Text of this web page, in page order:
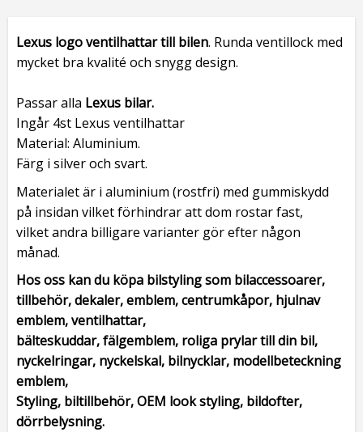
Lexus logo ventilhattartill bilen. Runda ventillock med
mycket bra kvalité och snygg design.
Passar alla Lexus bilar.
Ingår 4st Lexus ventilhattar
Material: Aluminium.
Färg i silver och svart.
Materialet är i aluminium (rostfri) med gummiskydd
på insidan vilket förhindrar att dom rostar fast,
vilket andra billigare varianter gör efter någon
månad.
Hos oss kan du köpa bilstyling som bilaccessoarer,
tillbehör, dekaler, emblem, centrumkåpor, hjulnav
emblem, ventilhattar,
bälteskuddar, fälgemblem, roliga prylar till din bil,
nyckelringar, nyckelskal, bilnycklar, modellbeteckning
emblem,
Styling, biltillbehör, OEM look styling, bildofter,
dörrbelysning.